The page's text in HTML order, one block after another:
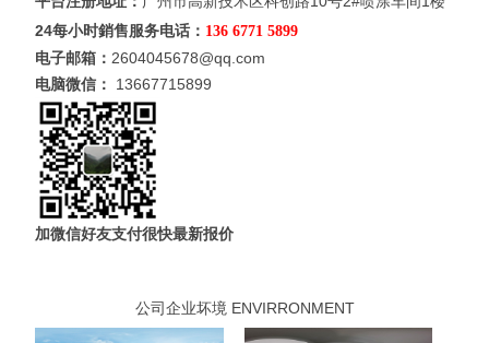
24每小时銷售服务电话： 136 6771 5899
电子邮箱： 2604045678@qq.com
电脑微信：
13667715899
加微信好友支付很快最新报价
公司企业坏境 ENVIRRONMENT